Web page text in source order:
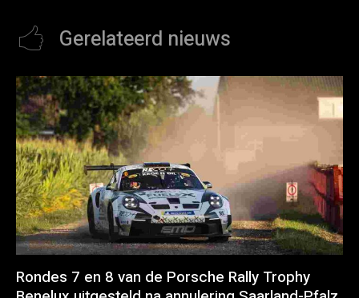
Gerelateerd nieuws
Rondes 7 en 8 van de Porsche Rally Trophy